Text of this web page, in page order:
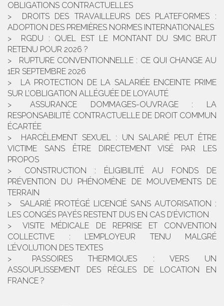
OBLIGATIONS CONTRACTUELLES
DROITS DES TRAVAILLEURS DES PLATEFORMES :
ADOPTION DES PREMIÈRES NORMES INTERNATIONALES
RGDU : QUEL EST LE MONTANT DU SMIC BRUT
RETENU POUR 2026 ?
RUPTURE CONVENTIONNELLE : CE QUI CHANGE AU
1ER SEPTEMBRE 2026
LA PROTECTION DE LA SALARIÉE ENCEINTE PRIME
SUR L’OBLIGATION ALLÉGUÉE DE LOYAUTÉ
ASSURANCE DOMMAGES-OUVRAGE : LA
RESPONSABILITÉ CONTRACTUELLE DE DROIT COMMUN
ÉCARTÉE
HARCÈLEMENT SEXUEL : UN SALARIÉ PEUT ÊTRE
VICTIME SANS ÊTRE DIRECTEMENT VISÉ PAR LES
PROPOS
CONSTRUCTION : ÉLIGIBILITÉ AU FONDS DE
PRÉVENTION DU PHÉNOMÈNE DE MOUVEMENTS DE
TERRAIN
SALARIÉ PROTÉGÉ LICENCIÉ SANS AUTORISATION :
LES CONGÉS PAYÉS RESTENT DUS EN CAS D’ÉVICTION
VISITE MÉDICALE DE REPRISE ET CONVENTION
COLLECTIVE : L’EMPLOYEUR TENU MALGRÉ
L’ÉVOLUTION DES TEXTES
PASSOIRES THERMIQUES : VERS UN
ASSOUPLISSEMENT DES RÈGLES DE LOCATION EN
FRANCE ?